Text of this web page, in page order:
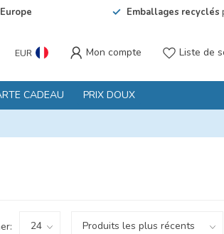
Emballages recyclés
EUR Mon compte Liste de
CADEAU PRIX DOUX